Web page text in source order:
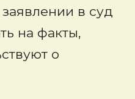
в суд
на факты,
о